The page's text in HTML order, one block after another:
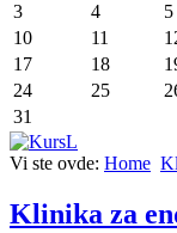
3
4 5
10
11
17
18
24
25
31
Vi ste ovde: Home
Klinika za